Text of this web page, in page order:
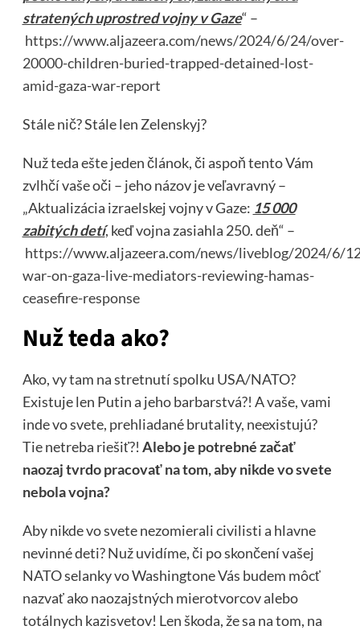
stratených uprostred vojny v Gaze“ –
https://www.aljazeera.com/news/2024/6/24/over-
20000-children-buried-trapped-detained-lost-
amid-gaza-war-report
Stále nič? Stále len Zelenskyj?
Nuž teda ešte jeden článok, či aspoň tento Vám
zvlhčí vaše oči – jeho názov je veľavravný –
„Aktualizácia izraelskej vojny v Gaze: 15 000
zabitých detí, keď vojna zasiahla 250. deň“ –
https://www.aljazeera.com/news/liveblog/2024/6/
war-on-gaza-live-mediators-reviewing-hamas-
ceasefire-response
Nuž teda ako?
Ako, vy tam na stretnutí spolku USA/NATO?
Existuje len Putin a jeho barbarstvá?! A vaše, vami
inde vo svete, prehliadané brutality, neexistujú?
Tie netreba riešiť?! Alebo je potrebné začať
naozaj tvrdo pracovať na tom, aby nikde vo svete
nebola vojna?
Aby nikde vo svete nezomierali civilisti a hlavne
nevinné deti? Nuž uvidíme, či po skončení vašej
NATO selanky vo Washingtone Vás budem môcť
nazvať ako naozajstných mierotvorcov alebo
totálnych kazisvetov! Len škoda, že sa na tom, na